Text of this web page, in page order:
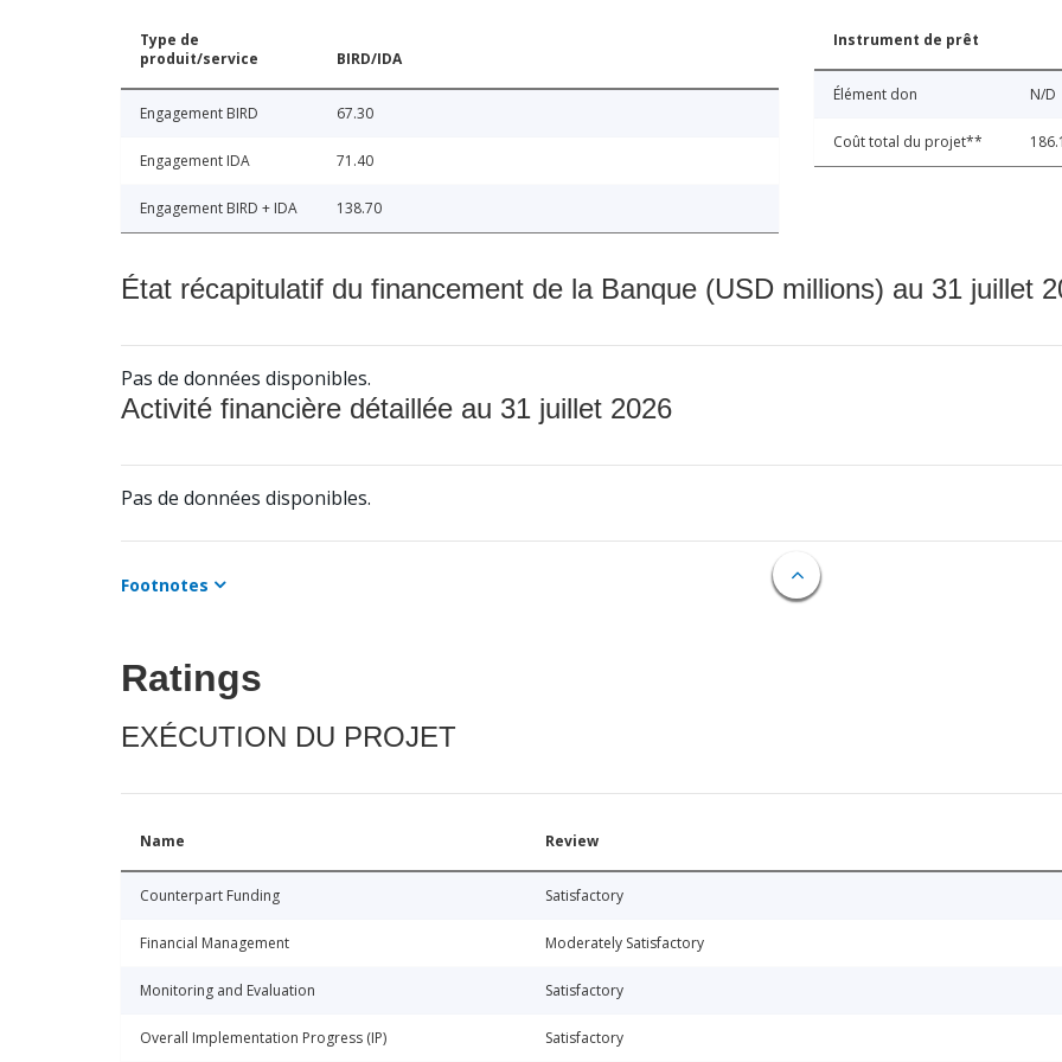
Type de
produit/service
BIRD/IDA
Engagement BIRD 67.30
Engagement IDA 71.40
Engagement BIRD + IDA 138.70
Instrument de prêt
Élément don N/D
Coût total du projet**
État récapitulatif du financement de la Banque (USD millions) au 31 juillet
Pas de données disponibles.
Activité financière détaillée au 31 juillet 2026
Pas de données disponibles.
Footnotes
Ratings
EXÉCUTION DU PROJET
Name Review
Counterpart Funding Satisfactory
Financial Management Moderately Satisfactory
Monitoring and Evaluation Satisfactory
Overall Implementation Progress (IP) Satisfactory